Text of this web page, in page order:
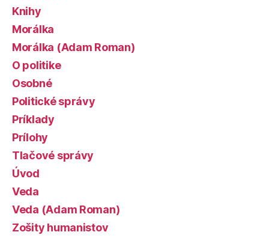
Knihy
Morálka
Morálka (Adam Roman)
O politike
Osobné
Politické správy
Príklady
Prílohy
Tlačové správy
Úvod
Veda
Veda (Adam Roman)
Zošity humanistov